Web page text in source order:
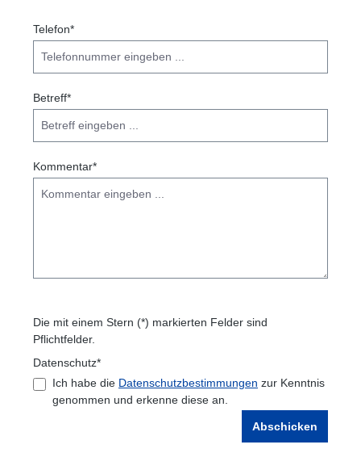
Telefon*
Betreff*
Kommentar*
Die mit einem Stern (*) markierten Felder sind
Pflichtfelder.
Datenschutz*
Ich habe die Datenschutzbestimmungen zur Kenntnis
genommen und erkenne diese an.
Abschicken
Links unterstreichen Gut lesbare Schrift